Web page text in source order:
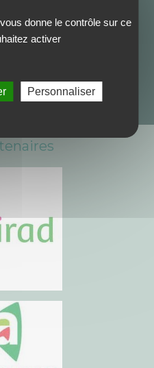
donne le contrôle sur ce
activer
Personnaliser